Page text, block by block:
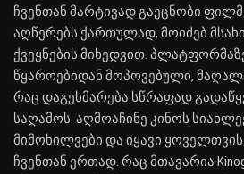
ჩვენთან მარტივად გაეცნობი
აღწერებს ქართულად, მოიძებ
ქვეყნების მიხედვით.
წყაროებიდან მოპოვებული,
რაც დაგეხმარება სწრაფად
საღამოს. აღმოაჩინე კინოს
მიმოხილვები და იყავი ყოველთვის
ჩვენთან ერთად. რაც მთავარია